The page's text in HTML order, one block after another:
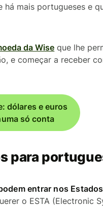
mais portugueses e
da Wise que lhe
e começar a receber
dólares e euros
só conta
para
entrar nos
o ESTA (Electronic